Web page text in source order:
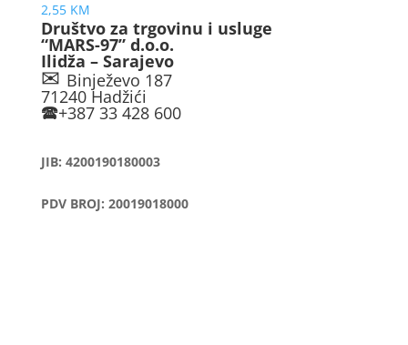
2,55 KM
Društvo za trgovinu i usluge
“MARS-97” d.o.o.
Ilidža – Sarajevo
✉Binježevo 187
71240 Hadžići
🕿+387 33 428 600
JIB: 4200190180003
PDV BROJ: 20019018000